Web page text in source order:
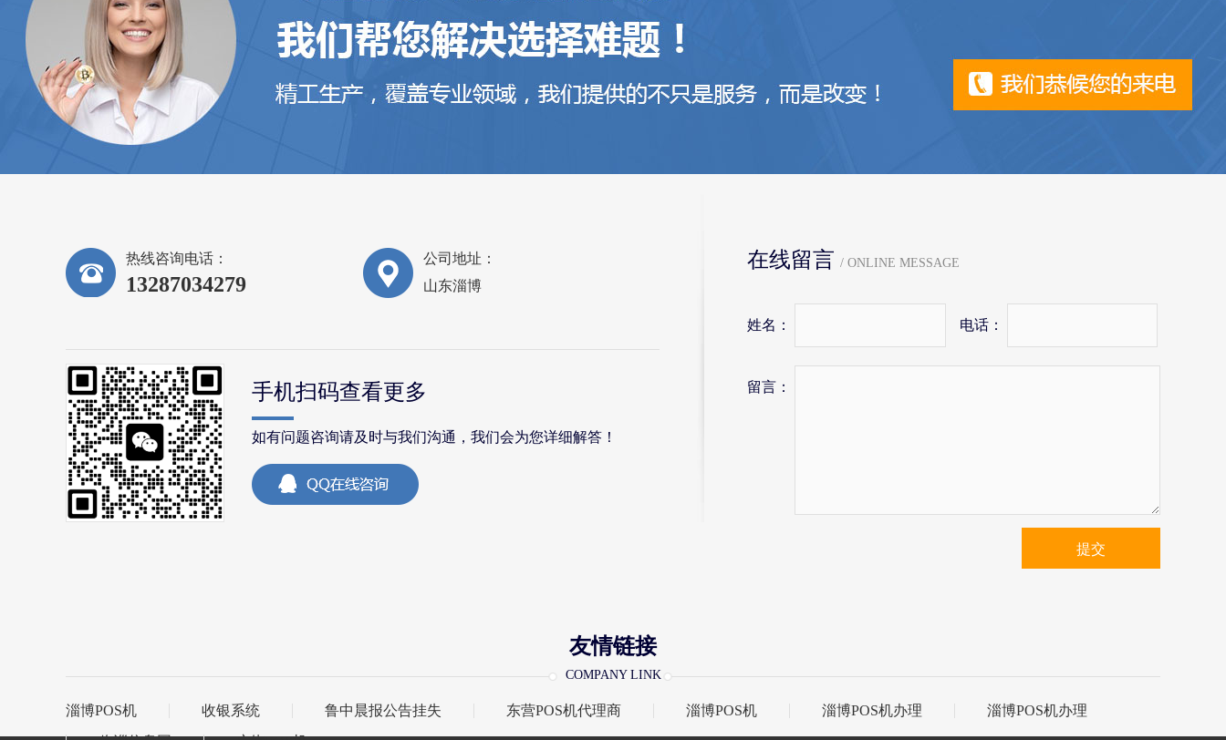
热线咨询电话：
13287034279
公司地址：
山东淄博
手机扫码查看更多
如有问题咨询请及时与我们沟通，我们会为您详细解答！
在线留言 / ONLINE MESSAGE
姓名： 电话：
留言：
提交
友情链接
COMPANY LINK
淄博POS机 收银系统 鲁中晨报公告挂失 东营POS机代理商 淄博POS机 淄博POS机办理
淄博POS机办理